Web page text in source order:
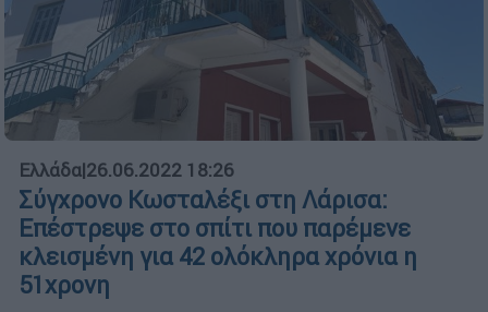
Ελλάδα|26.06.2022 18:26
Σύγχρονο Κωσταλέξι στη Λάρισα:
Επέστρεψε στο σπίτι που παρέμενε
κλεισμένη για 42 ολόκληρα χρόνια η
51χρονη